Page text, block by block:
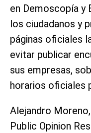
en Demoscopía y
los ciudadanos y
páginas oficiales
evitar publicar
sus empresas,
horarios oficiales
Alejandro
Public Opinion